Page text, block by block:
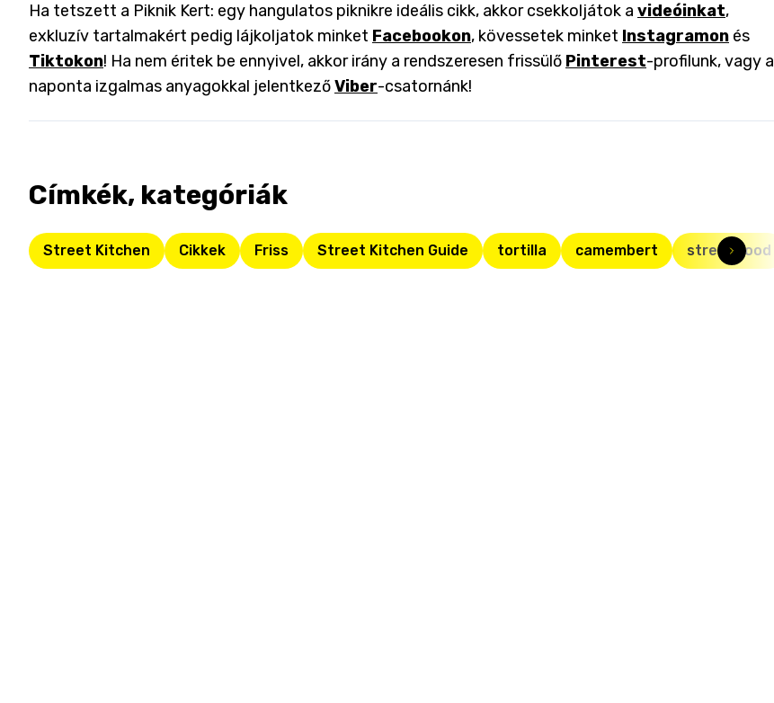
Ha tetszett a Piknik Kert: egy hangulatos piknikre ideális cikk, akkor csekkoljátok a videóinkat,
exkluzív tartalmakért pedig lájkoljatok minket Facebookon, kövessetek minket Instagramon és
Tiktokon! Ha nem éritek be ennyivel, akkor irány a rendszeresen frissülő Pinterest-profilunk, vagy a
naponta izgalmas anyagokkal jelentkezőViber-csatornánk!
Címkék, kategóriák
Street Kitchen Cikkek Friss Street Kitchen Guide tortilla camembert street food